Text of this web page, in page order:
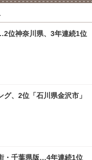
位神奈川県、3年連続1位
、2位「石川県金沢市」
・千葉県版…4年連続1位